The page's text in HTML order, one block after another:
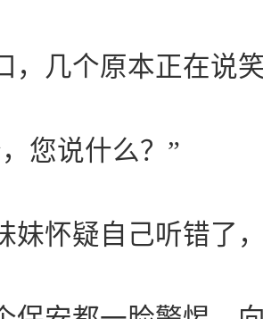
，几个原本正在说
您说什么？”
妹怀疑自己听错了